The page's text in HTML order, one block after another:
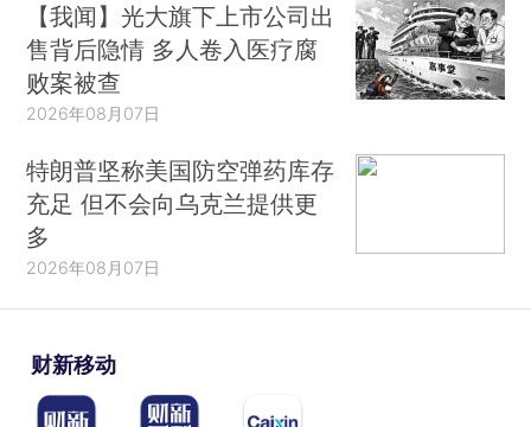
【我闻】光大旗下上市公司出
售背后隐情 多人卷入医疗腐
败案被查
2026年08月07日
特朗普坚称美国防空弹药库存
充足 但不会向乌克兰提供更
多
2026年08月07日
财新移动